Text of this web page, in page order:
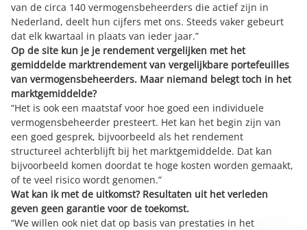
van de circa 140 vermogensbeheerders die actief zijn in
Nederland, deelt hun cijfers met ons. Steeds vaker gebeurt
dat elk kwartaal in plaats van ieder jaar.”
Op de site kun je je rendement vergelijken met het
gemiddelde marktrendement van vergelijkbare portefeuilles
van vermogensbeheerders. Maar niemand belegt toch in het
marktgemiddelde?
“Het is ook een maatstaf voor hoe goed een individuele
vermogensbeheerder presteert. Het kan het begin zijn van
een goed gesprek, bijvoorbeeld als het rendement
structureel achterblijft bij het marktgemiddelde. Dat kan
bijvoorbeeld komen doordat te hoge kosten worden gemaakt,
of te veel risico wordt genomen.”
Wat kan ik met de uitkomst? Resultaten uit het verleden
geven geen garantie voor de toekomst.
“We willen ook niet dat op basis van prestaties in het